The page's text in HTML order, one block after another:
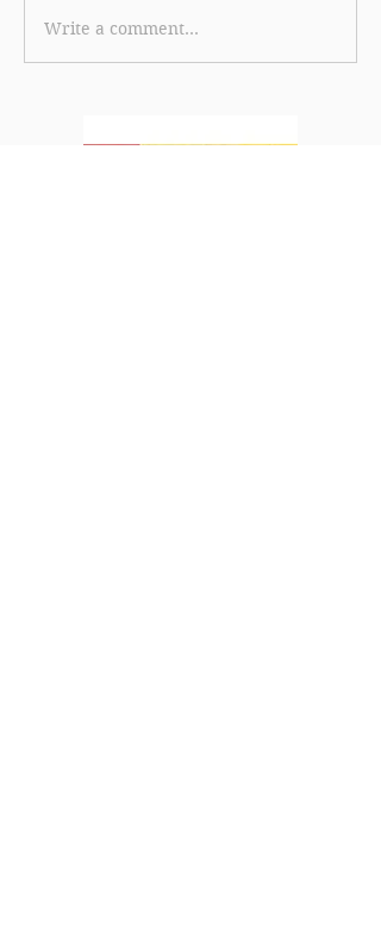
【Trip.com 優惠】6.6 狂
賞 - 旅行大Upgrade商務
Coins(優惠到2026年6月
Write a comment...